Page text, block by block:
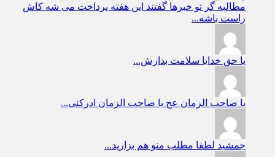
مطالبه گر تو خبرها گفتند این هفته پرداخت می شه کاش
راست باشه...
یا حق خدایا سلامت بدارش...
یا صاحب الزمان عج یا صاحب الزمان ادرکنی...
جمشید لطفا مطلب منو هم بزارید...